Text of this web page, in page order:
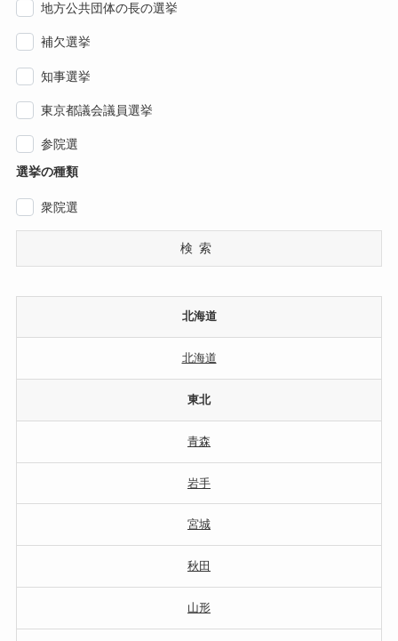
地方公共団体の長の選挙
補欠選挙
知事選挙
東京都議会議員選挙
参院選
選挙の種類
衆院選
検索
北海道
北海道
東北
青森
岩手
宮城
秋田
山形